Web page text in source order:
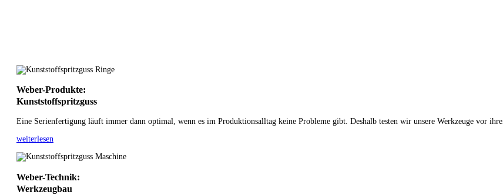
Weber-Produkte:
Kunststoffspritzguss
Eine Serienfertigung läuft immer dann optimal, wenn es im Produktionsalltag keine Probleme gibt. Deshalb testen wir unsere Werkzeuge vor
weiterlesen
Weber-Technik:
Werkzeugbau